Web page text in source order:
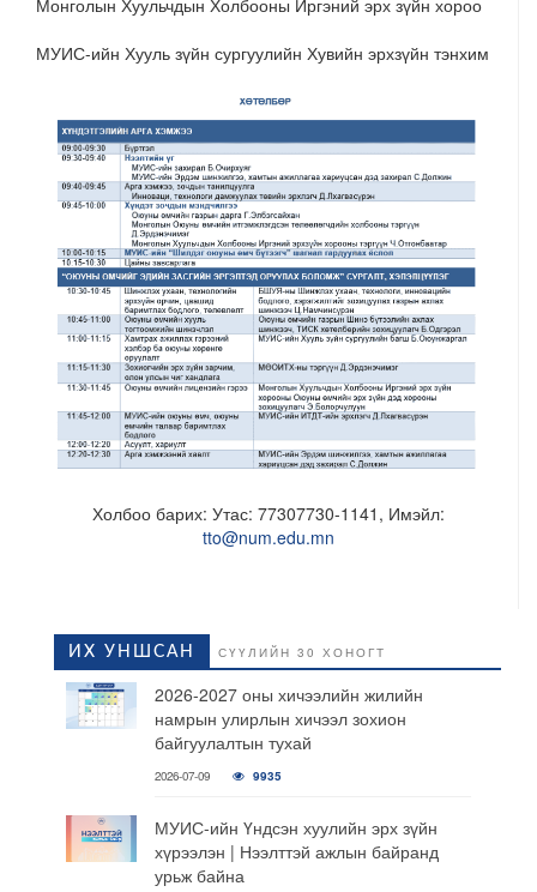
МУИС-ийн Хууль зүйн сургуулийн Хувийн эрхзүйн тэнхим
Холбоо барих: Утас: 77307730-1141, Имэйл:
tto@num.edu.mn
ИХ УНШСАН СҮҮЛИЙН 30 ХОНОГТ
2026-2027 оны хичээлийн жилийн
намрын улирлын хичээл зохион
байгуулалтын тухай
2026-07-09 9935
МУИС-ийн Үндсэн хуулийн эрх зүйн
хүрээлэн | Нээлттэй ажлын байранд
урьж байна